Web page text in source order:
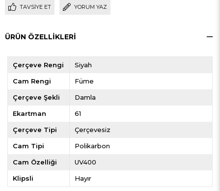
TAVSIYE ET YORUM YAZ
ÜRÜN ÖZELLIKLERI
Çerçeve Rengi Siyah
Cam Rengi Füme
Çerçeve Şekli Damla
Ekartman 61
Çerçeve Tipi Çerçevesiz
Cam Tipi Polikarbon
Cam Özelliği UV400
Klipsli Hayır